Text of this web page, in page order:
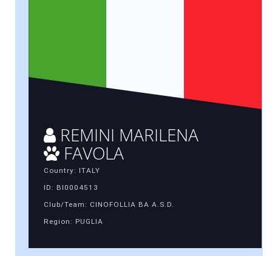
REMINI MARILENA
FAVOLA
Country: ITALY
ID: BI0004513
Club/Team: CINOFOLLIA BA A.S.D.
Region: PUGLIA